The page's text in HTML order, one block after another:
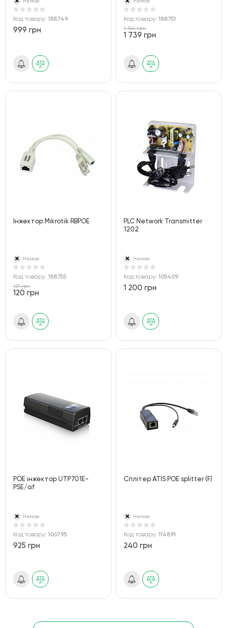
Немає
Код товару: 188749
999 грн
Немає
Код товару:188751
1 744 грн
1 739 грн
Інжектор Mikrotik RBPOE
Немає
Код товару: 188755
121 грн
120 грн
PLC Network Transmitter
1202
Немає
Код товару:105409
1 200 грн
POE інжектор UTP701E-
PSE/af
Немає
Код товару: 106795
925 грн
Сплітер ATIS POE splitter (F)
Немає
Код товару:114891
240 грн